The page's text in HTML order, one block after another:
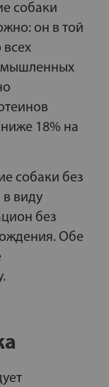
собаки
он в той
18% на
собаки без
в виду
без
Обе